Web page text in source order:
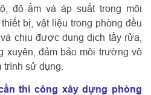
độ ẩm và áp suất trong môi
bị, vật liệu trong phòng đều
chịu được dung dịch tẩy rửa,
xuyên, đảm bảo môi trường vô
trình sử dụng.
thi công xây dựng phòng